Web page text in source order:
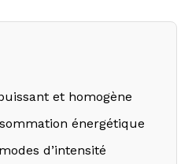
et homogène
énergétique
d’intensité